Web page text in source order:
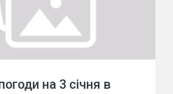
на 3 січня в